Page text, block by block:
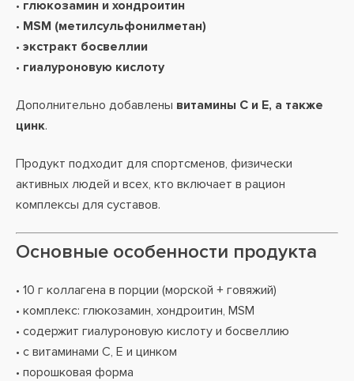
• глюкозамин и хондроитин
• MSM (метилсульфонилметан)
• экстракт босвеллии
• гиалуроновую кислоту
Дополнительно добавлены витамины C и E, а также
цинк.
Продукт подходит для спортсменов, физически
активных людей и всех, кто включает в рацион
комплексы для суставов.
Основные особенности продукта
• 10 г коллагена в порции (морской + говяжий)
• комплекс: глюкозамин, хондроитин, MSM
• содержит гиалуроновую кислоту и босвеллию
• с витаминами C, E и цинком
• порошковая форма